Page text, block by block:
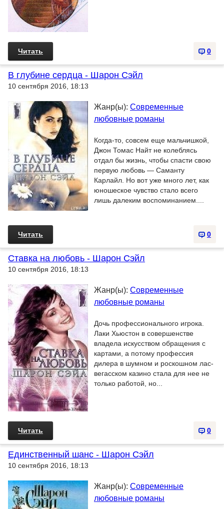
0
Читать
В глубине сердца - Шарон Сэйл
10 сентября 2016, 18:13
Жанр(ы): Современные
любовные романы
Когда-то, совсем еще мальчишкой,
Джон Томас Найт не колеблясь
отдал бы жизнь, чтобы спасти свою
первую любовь — Саманту
Карлайл. Но вот уже много лет, как
юношеское чувство стало всего
лишь далеким воспоминанием....
0
Читать
Ставка на любовь - Шарон Сэйл
10 сентября 2016, 18:13
Жанр(ы): Современные
любовные романы
Дочь профессионального игрока.
Лаки Хьюстон в совершенстве
владела искусством обращения с
картами, а потому профессия
дилера в шумном и роскошном лас-
вегасском казино стала для нее не
только работой, но...
0
Читать
Единственный шанс - Шарон Сэйл
10 сентября 2016, 18:13
Жанр(ы): Современные
любовные романы